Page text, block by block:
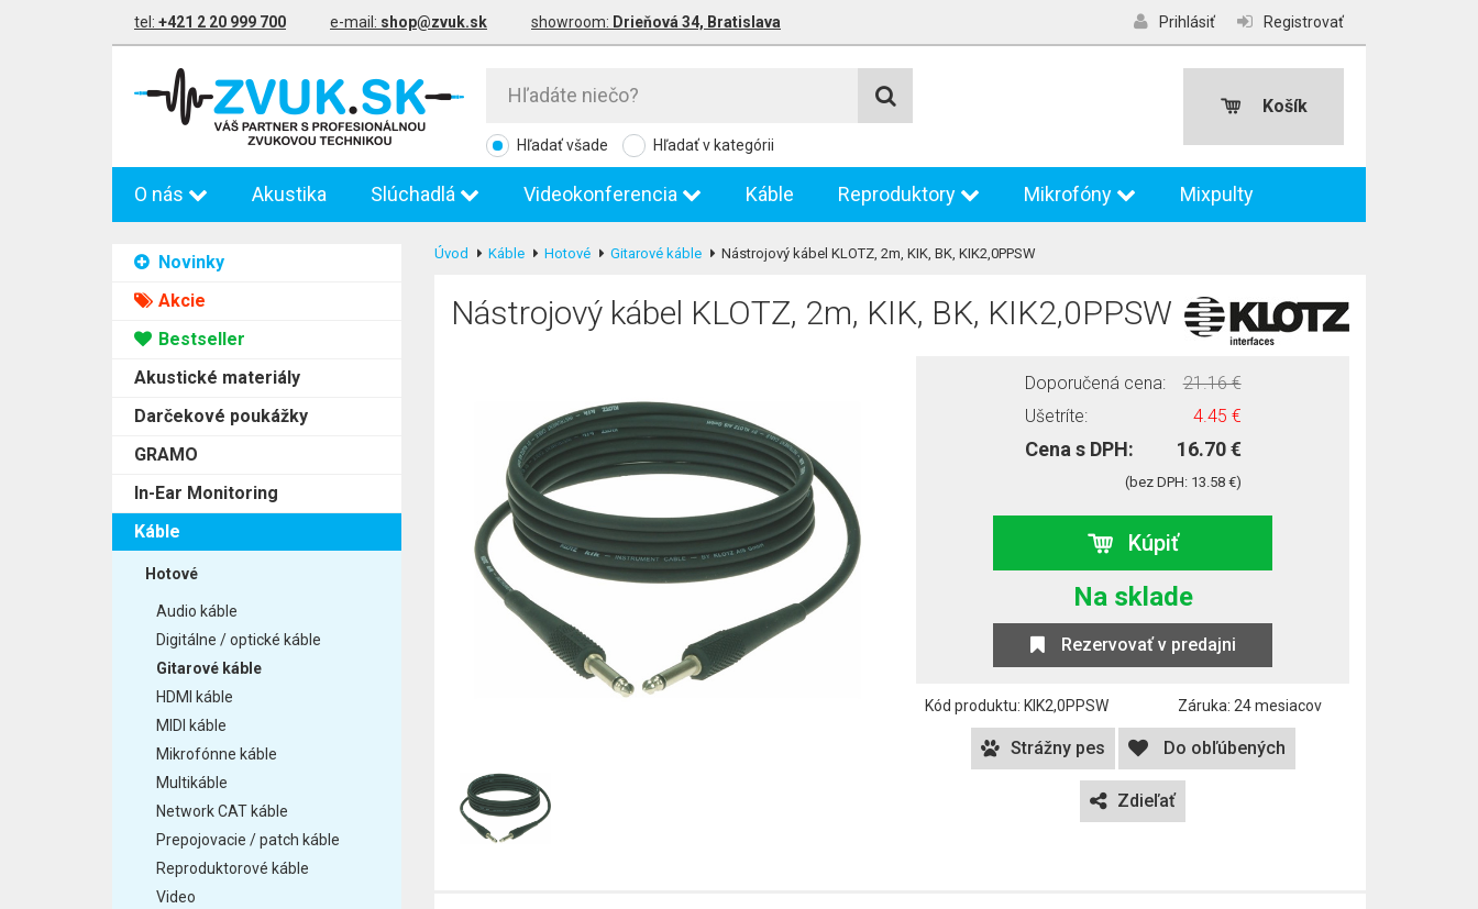
tel: +421 2 20 999 700 e-mail: shop@zvuk.sk showroom: Drieňová 34, Bratislava Prihlásiť Registrovať
Hľadať všade Hľadať v kategórii
Košík
O nás Akustika Slúchadlá Videokonferencia Káble Reproduktory Mikrofóny Mixpulty
Novinky
Akcie
Bestseller
Akustické materiály
Darčekové poukážky
GRAMO
In-Ear Monitoring
Káble
Hotové
Audio káble
Digitálne / optické káble
Gitarové káble
HDMI káble
MIDI káble
Mikrofónne káble
Multikáble
Network CAT káble
Prepojovacie / patch káble
Reproduktorové káble
Video
Úvod Káble Hotové Gitarové káble Nástrojový kábel KLOTZ, 2m, KIK, BK, KIK2,0PPSW
Nástrojový kábel KLOTZ, 2m, KIK, BK, KIK2,0PPSW
Doporučená cena:
21.16 €
Ušetríte:
4.45 €
Cena s DPH: 16.70 €
(bez DPH: 13.58 €)
Kúpiť
Na sklade
Rezervovať v predajni
Kód produktu: KIK2,0PPSW Záruka: 24 mesiacov
Strážny pes Do obľúbených
Zdieľať